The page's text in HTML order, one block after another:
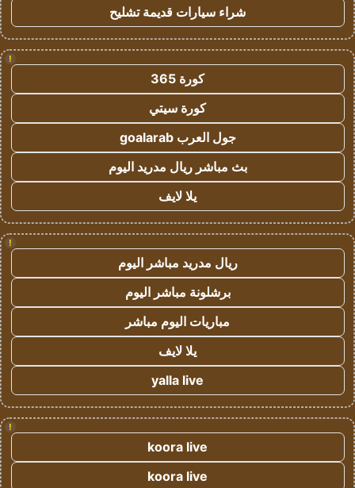
شراء سيارات قديمة تشليح
!
كورة 365
كورة سيتي
جول العرب goalarab
بث مباشر ريال مدريد اليوم
يلا لايف
!
ريال مدريد مباشر اليوم
برشلونة مباشر اليوم
مباريات اليوم مباشر
يلا لايف
yalla live
!
koora live
koora live